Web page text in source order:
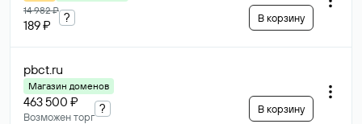
14 982 ₽
189 ₽
? В корзину
pbct.ru
Магазин доменов
463 500 ₽
Возможен торг
? В корзину